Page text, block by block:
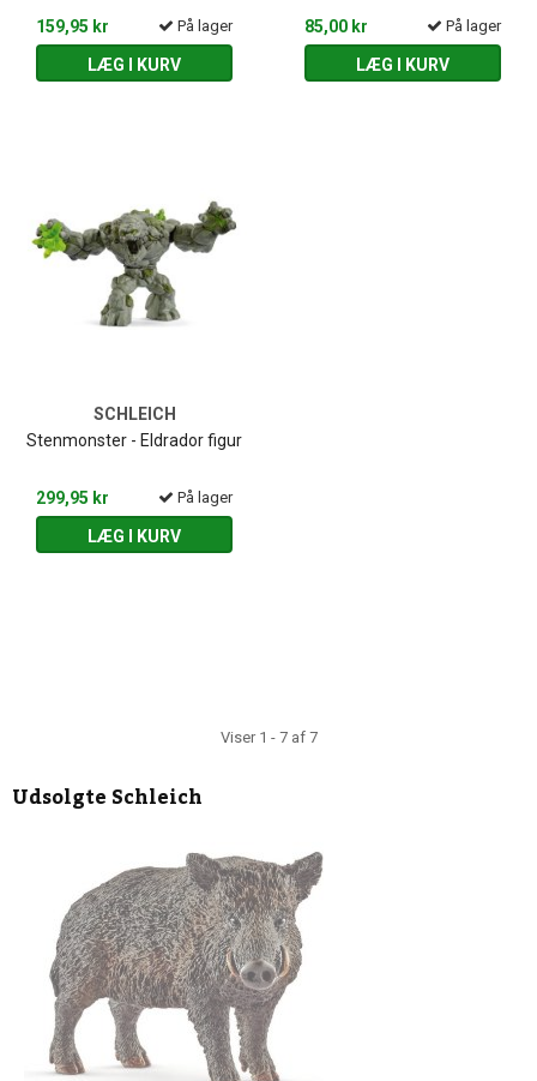
159,95 kr På lager
LÆG I KURV
85,00 kr På lager
LÆG I KURV
SCHLEICH
Stenmonster - Eldrador figur
299,95 kr På lager
LÆG I KURV
Viser 1 - 7 af 7
UdsolgteSchleich